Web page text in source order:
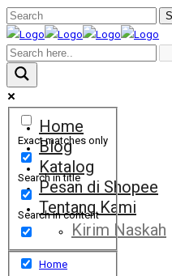
Exact matches only
Search in title
Search in content
Home
Blog
Katalog
Pesan di Shopee
Tentang Kami
Kirim Naskah
Home